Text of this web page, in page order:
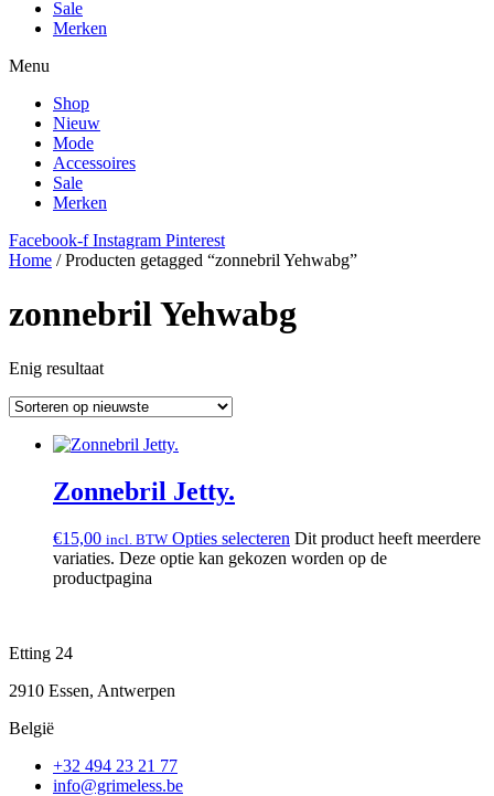
Sale
Merken
Menu
Shop
Nieuw
Mode
Accessoires
Sale
Merken
Facebook-f Instagram Pinterest
Home / Producten getagged “zonnebril Yehwabg”
zonnebril Yehwabg
Enig resultaat
Zonnebril Jetty.
€15,00 incl. BTW Opties selecteren Dit product heeft meerdere
variaties. Deze optie kan gekozen worden op de
productpagina
Etting 24
2910 Essen, Antwerpen
België
+32 494 23 21 77
info@grimeless.be